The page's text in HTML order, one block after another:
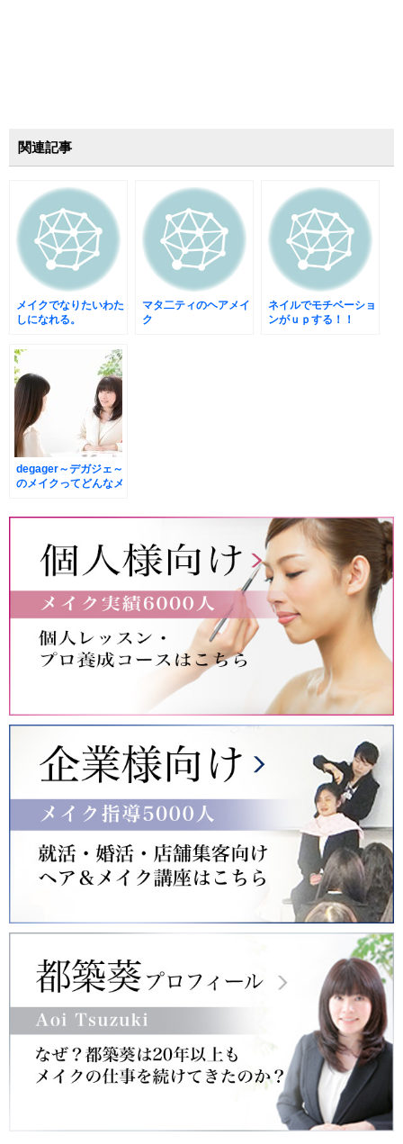
関連記事
メイクでなりたいわた
しになれる。
マタ二ティのヘアメイ
ク
ネイルでモチベーショ
ンがｕｐする！！
degager～デガジェ～
のメイクってどんなメ